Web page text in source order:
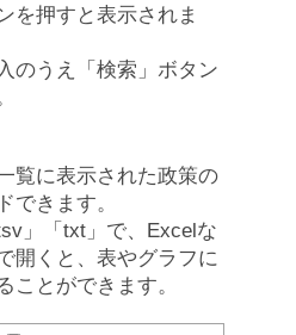
を押すと表示されま
のうえ「検索」ボタン
覧に表示された政策の
できます。
」「txt」で、Excelな
開くと、表やグラフに
ことができます。